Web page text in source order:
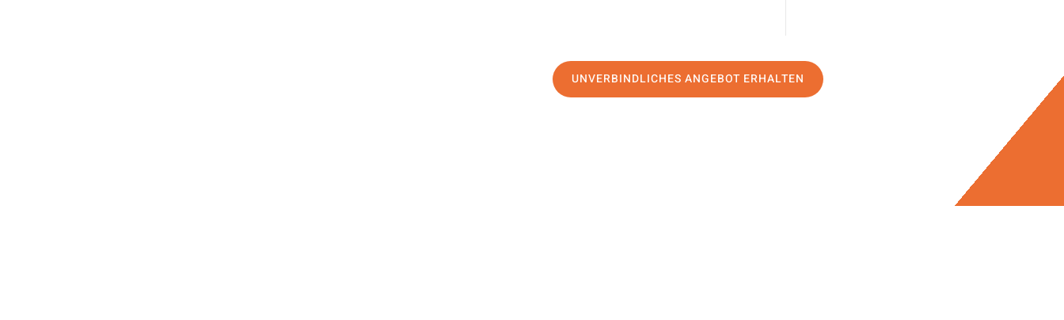
UNVERBINDLICHES ANGEBOT ERHALTEN